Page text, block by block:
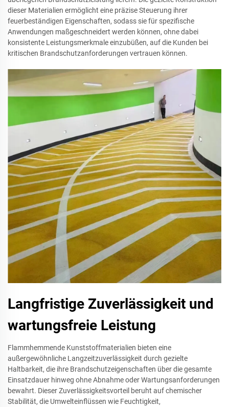
dieser Materialien ermöglicht eine präzise Steuerung ihrer
feuerbeständigen Eigenschaften, sodass sie für spezifische
Anwendungen maßgeschneidert werden können, ohne dabei
konsistente Leistungsmerkmale einzubüßen, auf die Kunden bei
kritischen Brandschutzanforderungen vertrauen können.
Langfristige Zuverlässigkeit und
wartungsfreie Leistung
Flammhemmende Kunststoffmaterialien bieten eine
außergewöhnliche Langzeitzuverlässigkeit durch gezielte
Haltbarkeit, die ihre Brandschutzeigenschaften über die gesamte
Einsatzdauer hinweg ohne Abnahme oder Wartungsanforderungen
bewahrt. Dieser Zuverlässigkeitsvorteil beruht auf chemischer
Stabilität, die Umwelteinflüssen wie Feuchtigkeit,